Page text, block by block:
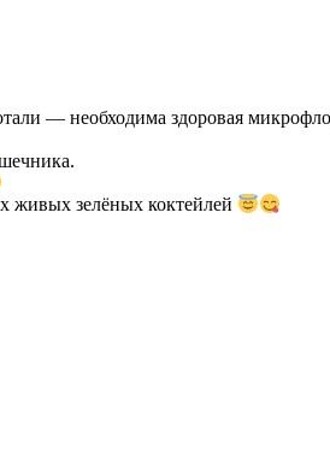
— необходима здоровая
живых зелёных коктейлей